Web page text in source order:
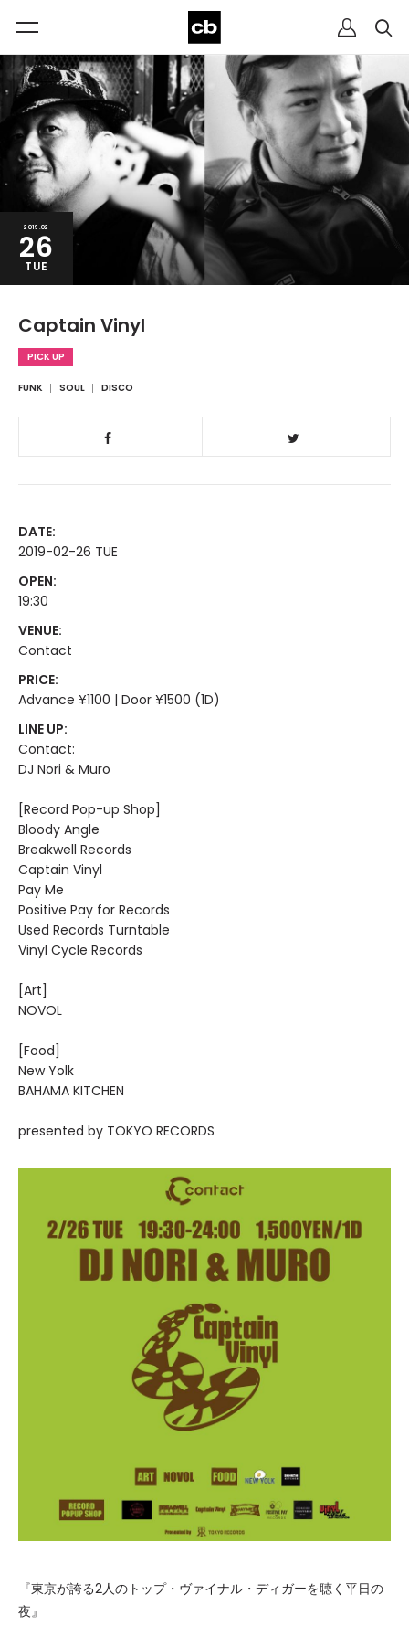
2019.02
26
TUE
Captain Vinyl
PICK UP
FUNK SOUL DISCO
DATE:
2019-02-26 TUE
OPEN:
19:30
VENUE:
Contact
PRICE:
Advance ¥1100 | Door ¥1500 (1D)
LINE UP:
Contact:
DJ Nori & Muro
[Record Pop-up Shop]
Bloody Angle
Breakwell Records
Captain Vinyl
Pay Me
Positive Pay for Records
Used Records Turntable
Vinyl Cycle Records
[Art]
NOVOL
[Food]
New Yolk
BAHAMA KITCHEN
presented by TOKYO RECORDS
『東京が誇る2人のトップ・ヴァイナル・ディガーを聴く平日の
夜』